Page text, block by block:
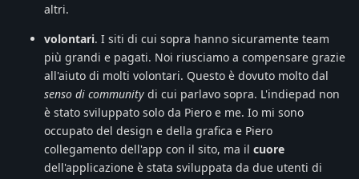
altri.
volontari. I siti di cui sopra hanno sicuramente team
più grandi e pagati. Noi riusciamo a compensare grazie
all'aiuto di molti volontari. Questo è dovuto molto dal
senso di community di cui parlavo sopra. L'indiepad non
è stato sviluppato solo da Piero e me. Io mi sono
occupato del design e della grafica e Piero
collegamento dell'app con il sito, ma il cuore
dell'applicazione è stata sviluppata da due utenti di